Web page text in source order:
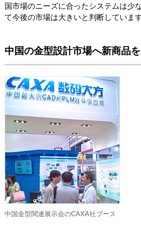
国市場のニーズに合ったシステムは少
て今後の市場は大きいと判断しています
中国の金型設計市場へ新商品
中国金型関連展示会のCAXA社ブース